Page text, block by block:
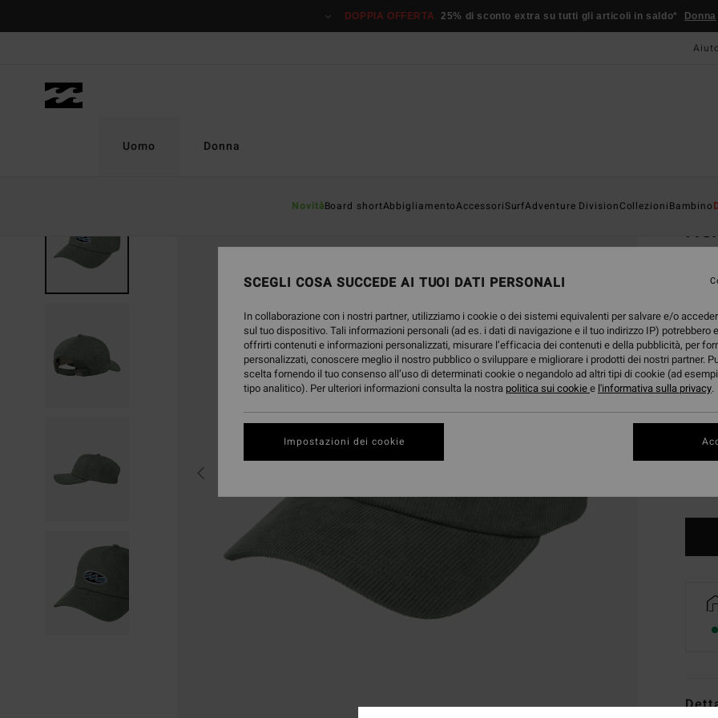
prodotto
DOPPIA OFFERTA 25% di sconto extra su tutti gli articoli in saldo* Donna
Uomo
NovitàBoard shortAbbigliamentoAccessoriSurfAdventure DivisionCollezioniBambino
Donna
Colori
SCEGLI COSA SUCCEDE AI TUOI DATI PERSONALI
In collaborazione con i nostri partner, utilizziamo i cookie o dei sistemi equivalenti per salvare e/o
sul tuo dispositivo. Tali informazioni personali (ad es. i dati di navigazione e il tuo indirizzo IP) potrebbero
offrirti contenuti e informazioni personalizzati, misurare l’efficacia dei contenuti e della pubblicità, per
personalizzati, conoscere meglio il nostro pubblico o sviluppare e migliorare i prodotti dei nostri partner.
scelta fornendo il tuo consenso all’uso di determinati cookie o negandolo ad altri tipi di cookie (ad
tipo analitico). Per ulteriori informazioni consulta la nostra politica sui cookiee l'informativa sulla privacy.
Impostazioni dei cookie